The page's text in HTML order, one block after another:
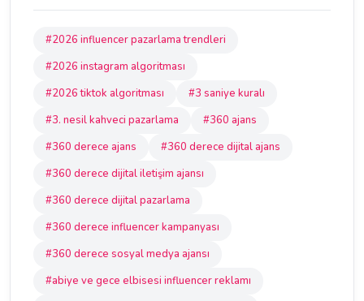
#2026 influencer pazarlama trendleri
#2026 instagram algoritması
#2026 tiktok algoritması
#3 saniye kuralı
#3. nesil kahveci pazarlama
#360 ajans
#360 derece ajans
#360 derece dijital ajans
#360 derece dijital iletişim ajansı
#360 derece dijital pazarlama
#360 derece influencer kampanyası
#360 derece sosyal medya ajansı
#abiye ve gece elbisesi influencer reklamı